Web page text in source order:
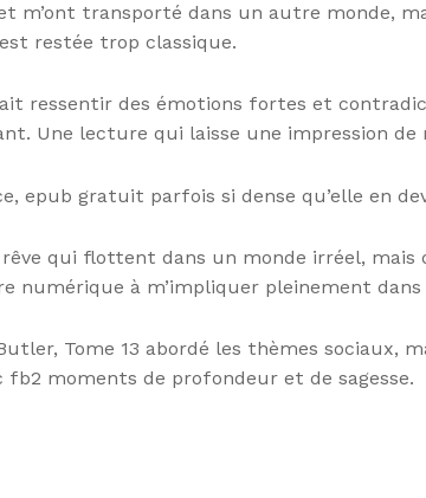
m’ont transporté dans un autre monde,
restée trop classique.
fait ressentir des émotions fortes et
Une lecture qui laisse une impression
epub gratuit parfois si dense qu’elle en
qui flottent dans un monde irréel,
numérique à m’impliquer pleinement dans
Tome 13 abordé les thèmes sociaux,
moments de profondeur et de sagesse.